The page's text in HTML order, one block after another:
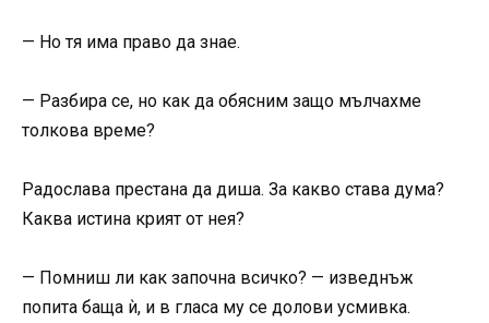
— Но тя има право да знае.
— Разбира се, но как да обясним защо мълчахме
толкова време?
Радослава престана да диша. За какво става дума?
Каква истина крият от нея?
— Помниш ли как започна всичко? — изведнъж
попита баща ѝ, и в гласа му се долови усмивка.